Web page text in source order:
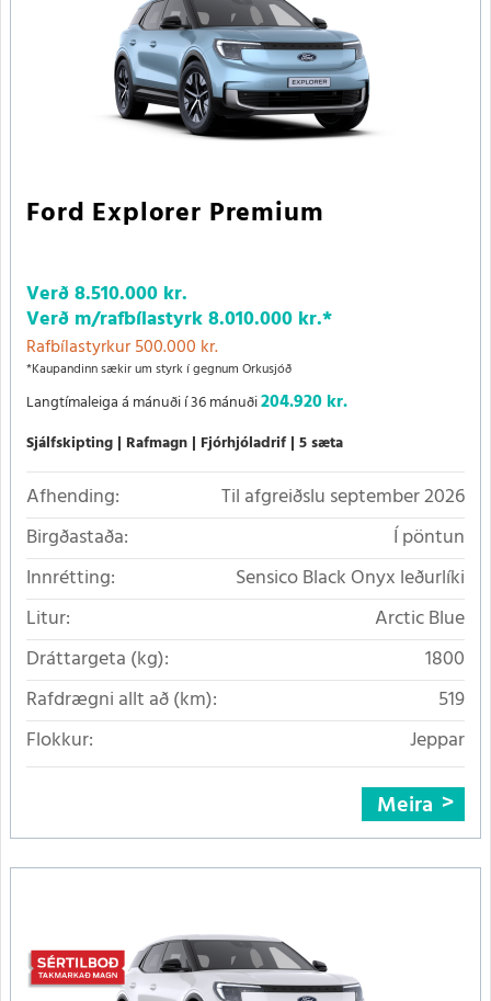
Ford Explorer Premium
Verð8.510.000 kr.
Verð m/rafbílastyrk8.010.000 kr.*
Rafbílastyrkur 500.000 kr.
*Kaupandinn sækir um styrk í gegnum Orkusjóð
Langtímaleiga á mánuði í 36 mánuði204.920 kr.
Sjálfskipting Rafmagn Fjórhjóladrif 5 sæta
Afhending:
Til afgreiðslu september 2026
Birgðastaða:
Í pöntun
Innrétting:
Sensico Black Onyx leðurlíki
Litur:
Arctic Blue
Dráttargeta (kg):
1800
Rafdrægni allt að (km):
519
Flokkur:
Jeppar
Meira